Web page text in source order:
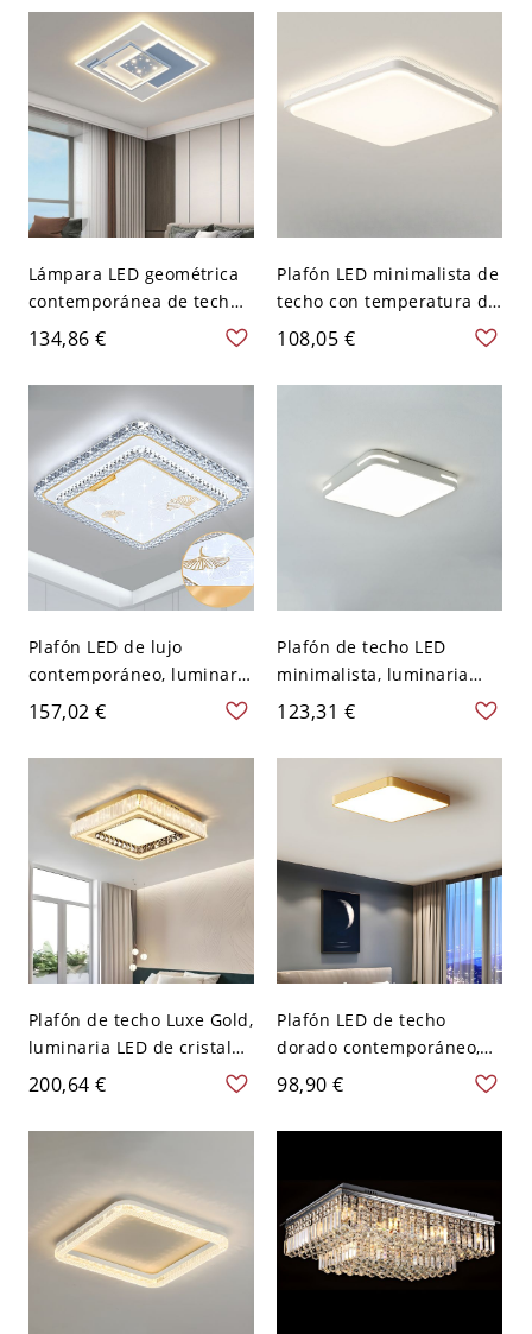
120 V Tercer Gear Cuadro
acrílica en capas - 110 A
Lámpara LED geométrica
contemporánea de techo,
plafón de capas con
difusor estrellado - Azul
110 A 120 V Cuadro
134,86 €
Plafón LED minimalista de
techo con temperatura de
color ajustable y diseño
de malla de perfil bajo -
110 A 120 V Tercer Gear
108,05 €
Plafón LED de lujo
contemporáneo, luminaria
acrílica estilo cristal con
detalles dorados y diseño
de hoja de ginkgo - 110 A
120 V 50,8 cm Cuadro
157,02 €
Plafón de techo LED
minimalista, luminaria
ultrafina de perfil bajo
con detalles laterales -
Blanco 110 A 120 V 30,48
cm Cuadro
123,31 €
Plafón de techo Luxe Gold,
luminaria LED de cristal
K9 con temperatura de
color ajustable para
dormitorio o recibidor -
200,64 €
Plafón LED de techo
dorado contemporáneo,
luminaria de montaje al
ras de perfil bajo con
iluminación regulable de
Cuadro Blanco
98,90 €